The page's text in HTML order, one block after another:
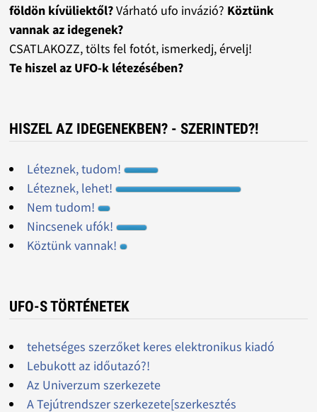
földön kívüliektől?Várható ufo invázió? Köztünk
vannak az idegenek?
CSATLAKOZZ, tölts fel fotót, ismerkedj, érvelj!
Te hiszel az UFO-k létezésében?
HISZEL AZ IDEGENEKBEN? - SZERINTED?!
Léteznek, tudom!
Léteznek, lehet!
Nem tudom!
Nincsenek ufók!
Köztünk vannak!
UFO-S TÖRTÉNETEK
tehetséges szerzőket keres elektronikus kiadó
Lebukott az időutazó?!
Az Univerzum szerkezete
A Tejútrendszer szerkezete[szerkesztés